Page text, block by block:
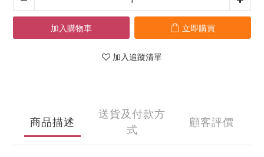
加入購物車 立即購買
加入追蹤清單
商品描述
送貨及付款方
式
顧客評價